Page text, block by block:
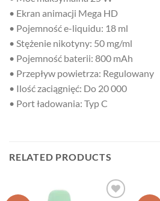
• Ekran animacji Mega HD
• Pojemność e-liquidu: 18 ml
• Stężenie nikotyny: 50 mg/ml
• Pojemność baterii: 800 mAh
• Przepływ powietrza: Regulowany
• Ilość zaciągnięć: Do 20 000
• Port ładowania: Typ C
RELATED PRODUCTS